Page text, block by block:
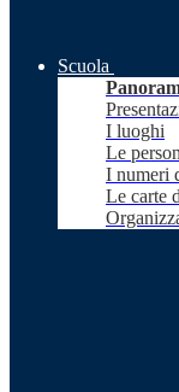
Scuola
I luoghi
Le
I numeri
Le carte